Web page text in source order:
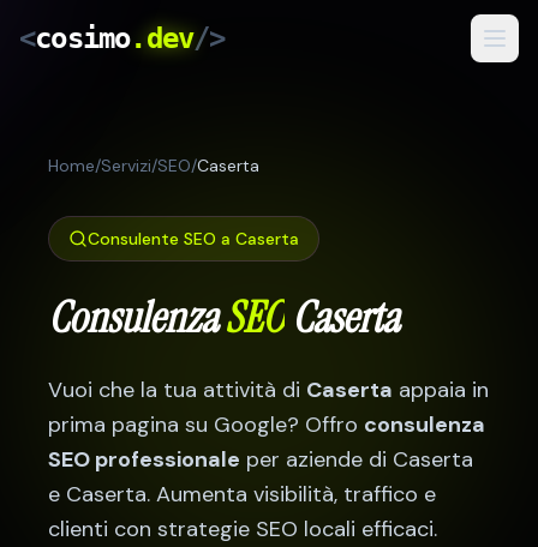
<cosimo.dev/>
Risultati
Come Lavoro
Preventivo Gratuito
Home/Servizi/SEO/Caserta
Consulente SEO a Caserta
ConsulenzaSEO Caserta
Vuoi che la tua attività di Caserta appaia in
prima pagina su Google? Offro consulenza
SEO professionale per aziende di Caserta
e Caserta. Aumenta visibilità, traffico e
clienti con strategie SEO locali efficaci.